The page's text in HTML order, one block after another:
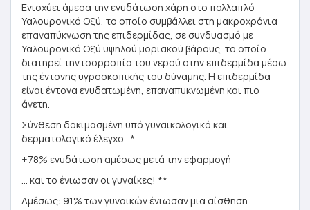
Ενισχύει άμεσα την ενυδάτωση χάρη στο πολλαπλό
Υαλουρονικό Οξύ, το οποίο συμβάλλει στη μακροχρόνια
επαναπύκνωση της επιδερμίδας, σε συνδυασμό με
Υαλουρονικό Οξύ υψηλού μοριακού βάρους, το οποίο
διατηρεί την ισορροπία του νερού στην επιδερμίδα μέσω
της έντονης υγροσκοπικής του δύναμης. Η επιδερμίδα
είναι έντονα ενυδατωμένη, επαναπυκνωμένη και πιο
άνετη.
Σύνθεση δοκιμασμένη υπό γυναικολογικό και
δερματολογικό έλεγχο…*
+78% ενυδάτωση αμέσως μετά την εφαρμογή
… και το ένιωσαν οι γυναίκες! **
Αμέσως: 91% των γυναικών ένιωσαν μια αίσθηση